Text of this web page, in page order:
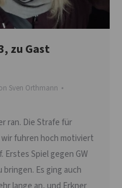
zu Gast
Sven Orthmann
ran. Die Strafe für
fuhren hoch motiviert
Erstes Spiel gegen GW
bringen. Es ging auch